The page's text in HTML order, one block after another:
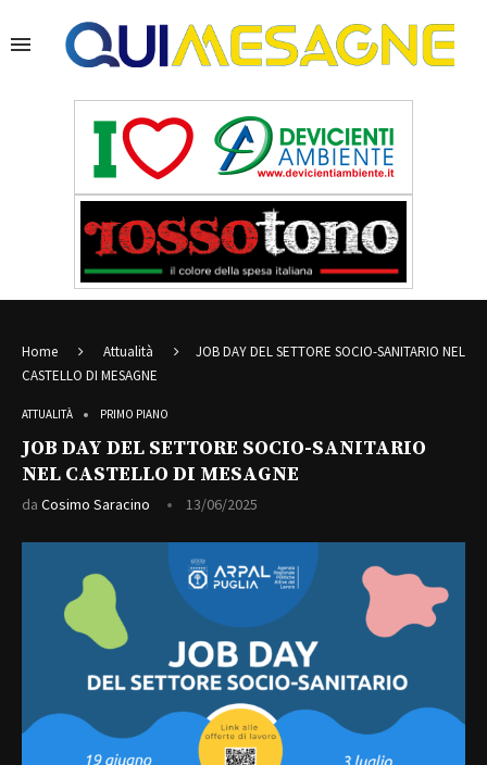
Home Attualità
JOB DAY DEL SETTORE SOCIO-SANITARIO NEL
CASTELLO DI MESAGNE
ATTUALITÀ PRIMO PIANO
JOB DAY DEL SETTORE SOCIO-SANITARIO
NEL CASTELLO DI MESAGNE
da Cosimo Saracino 13/06/2025